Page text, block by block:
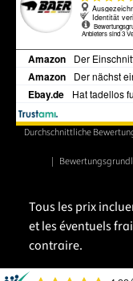
Durchschnittliche
|
Tous les prix
et les éventuels
contraire.